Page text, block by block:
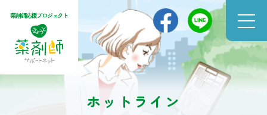
薬剤師応援プロジェクト
ホットライン